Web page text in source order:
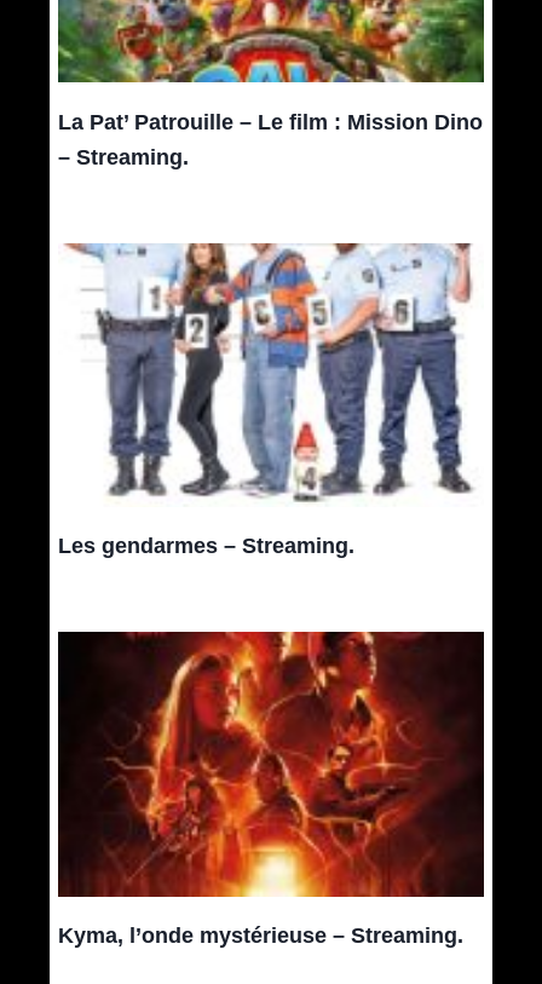
La Pat’ Patrouille – Le film : Mission Dino
– Streaming.
Les gendarmes – Streaming.
Kyma, l’onde mystérieuse – Streaming.